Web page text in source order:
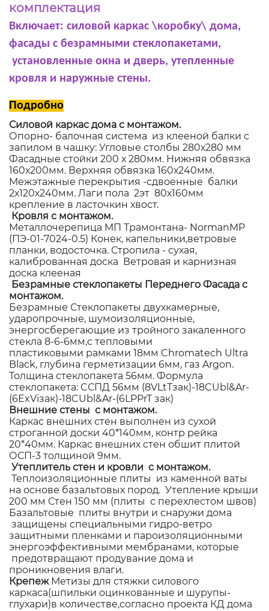
комплектация
Включает: силовой каркас \коробку\ дома,
фасады с безрамными стеклопакетами,
установленные окна и дверь, утепленные
кровля и наружные стены.
Подробно
Силовой каркас дома с монтажом.
Опорно- балочная система из клееной балки с
запилом в чашку: Угловые столбы 280х280 мм
Фасадные стойки 200 х 280мм. Нижняя обвязка
160х200мм. Верхняя обвязка 160х240мм.
Межэтажные перекрытия -сдвоенные балки
2х120х240мм. Лаги пола 2эт 80х160мм
крепление в ласточкин хвост.
Кровля с монтажом.
Металлочерепица МП Трамонтана- NormanMP
(ПЭ-01-7024-0.5) Конек, капельники,ветровые
планки, водосточка. Стропила - сухая,
калиброванная доска Ветровая и карнизная
доска клееная
Безрамные стеклопакеты Переднего Фасада с
монтажом.
Безрамные Стеклопакеты двухкамерные,
ударопрочные, шумоизоляционные,
энергосберегающие из тройного закаленного
стекла 8-6-6мм,с тепловыми
пластиковыми рамками 18мм Chromatech Ultra
Black, глубина герметизации 6мм, газ Argon.
Толщина стеклопакета 56мм. Формула
стеклопакета: CСПД 56мм (8VLtTзак)-18CUbl&Ar-
(6ExViзак)-18CUbl&Ar-(6LPPrT зак)
Внешние стены с монтажом.
Каркас внешних стен выполнен из сухой
строганной доски 40*140мм, контр рейка
20*40мм. Каркас внешних стен обшит плитой
ОСП-3 толщиной 9мм.
Утеплитель стен и кровли с монтажом.
Теплоизоляционные плиты из каменной ваты
на основе базальтовых пород. Утепление крыши
200 мм Стен 150 мм (плиты с перехлестом швов)
Базальтовые плиты внутри и снаружи дома
защищены специальными гидро-ветро
защитными пленками и пароизоляционными
энергоэффективными мембранами, которые
предотвращают продувание дома и
проникновения влаги.
Крепеж Метизы для стяжки силового
каркаса(шпильки оцинкованные и шурупы-
глухари)в количестве,согласно проекта КД дома